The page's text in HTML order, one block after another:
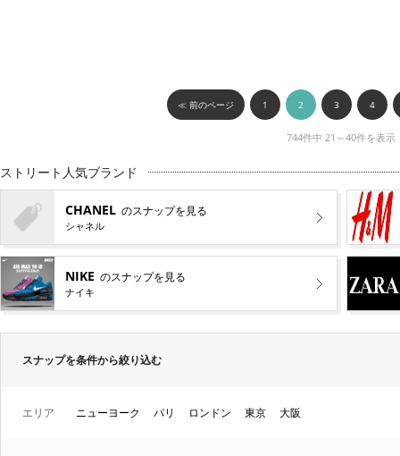
≪ 前のページ 1 2 3 4
744件中 21～40件を表示
ストリート人気ブランド
CHANEL のスナップを見る
シャネル
NIKE のスナップを見る
ナイキ
スナップを条件から絞り込む
エリア ニューヨーク パリ ロンドン 東京 大阪